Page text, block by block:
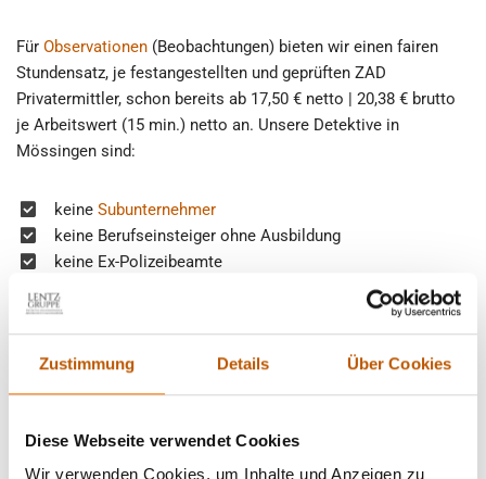
Zustimmung Details Über Cookies
Diese Webseite verwendet Cookies
Wir verwenden Cookies, um Inhalte und Anzeigen zu
Für Observationen (Beobachtungen) bieten wir einen fairen
Stundensatz, je festangestellten und geprüften ZAD
Privatermittler, schon bereits ab 17,50 € netto | 20,38 € brutto
je Arbeitswert (15 min.) netto an. Unsere Detektive in
Mössingen sind:
keine Subunternehmer
keine Berufseinsteiger ohne Ausbildung
keine Ex-Polizeibeamte
keine Aushilfen
keine ungelernten Detektive ohne anerkannte,
qualifizierende Ausbildung
keine Detektive mit zweifelhaftem Leumund, privater
Überschuldung, oder Vorstrafen